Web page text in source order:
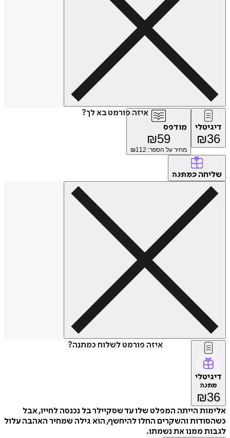
איזה פורמט בא לך?
דיגיטלי
₪36
מודפס
₪59
מחיר על הספר: ₪ 112
שליחה כמתנה
איזה פורמט לשלוח כמתנה?
דיגיטלי
מתנה
₪36
אלימות הייתה המפלט שלו עד שסקיילר בל נכנסה לחייו, אבל
כשהסודות והשקרים החלו להיחשף, הוא גילה שמחיר האהבה עלול
לגבות ממנו את נשמתו.